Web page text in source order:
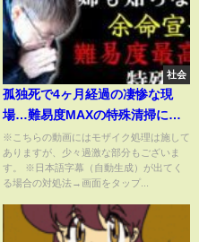
社会
孤独死で4ヶ月経過の凄惨な現
場…難易度MAXの特殊清掃に挑
む！
※こちらの動画にはモザイク処理は施して
ありますが、少々過激な部分もございま
す。 ※日本語字幕（自動生成）が出てく
る場合の対処法→画面をタップ...